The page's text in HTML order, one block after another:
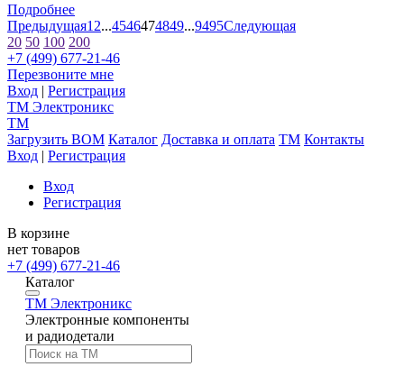
Подробнее
Предыдущая1 2...4546474849...9495Следующая
20 50 100 200
+7 (499) 677-21-46
Перезвоните мне
Вход | Регистрация
TM Электроникс
TM
Загрузить BOM Каталог Доставка и оплата TM Контакты
Вход | Регистрация
Вход
Регистрация
В корзине
нет товаров
+7 (499) 677-21-46
Каталог
TM Электроникс
Электронные компоненты
и радиодетали